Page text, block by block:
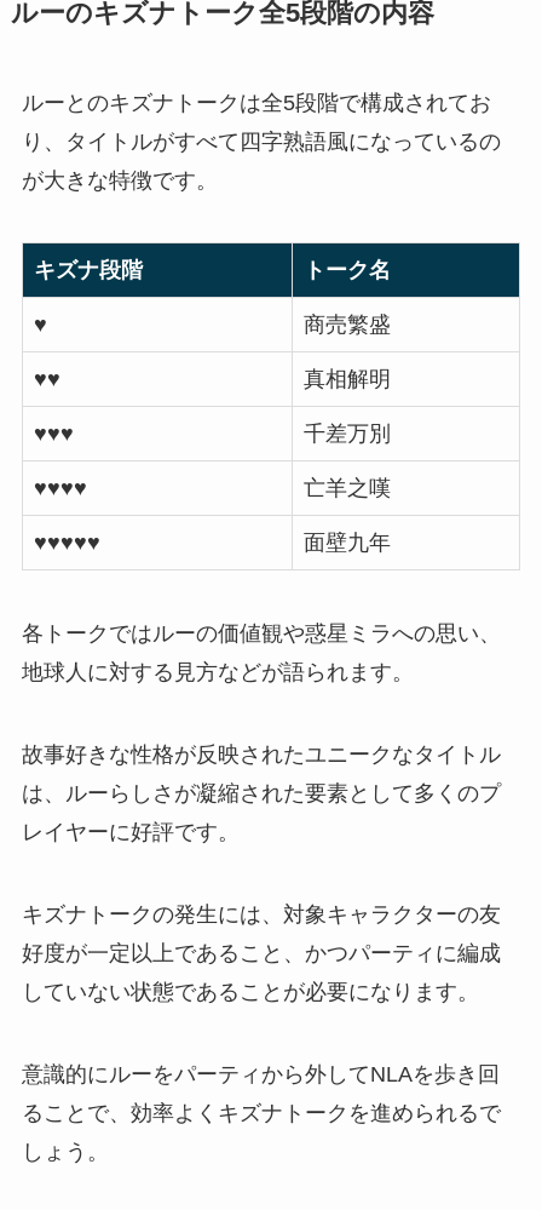
ルーのキズナトーク全5段階の内容
ルーとのキズナトークは全5段階で構成されてお
り、タイトルがすべて四字熟語風になっているの
が大きな特徴です。
キズナ段階 トーク名
♥ 商売繁盛
♥♥ 真相解明
♥♥♥ 千差万別
♥♥♥♥ 亡羊之嘆
♥♥♥♥♥ 面壁九年
各トークではルーの価値観や惑星ミラへの思い、
地球人に対する見方などが語られます。
故事好きな性格が反映されたユニークなタイトル
は、ルーらしさが凝縮された要素として多くのプ
レイヤーに好評です。
キズナトークの発生には、対象キャラクターの友
好度が一定以上であること、かつパーティに編成
していない状態であることが必要になります。
意識的にルーをパーティから外してNLAを歩き回
ることで、効率よくキズナトークを進められるで
しょう。